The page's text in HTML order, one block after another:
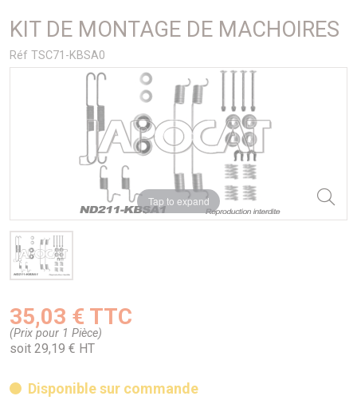
KIT DE MONTAGE DE MACHOIRES
Réf TSC71-KBSA0
Tap to expand
35,03 € TTC
(Prix pour 1 Pièce)
soit 29,19 € HT
Disponible sur commande